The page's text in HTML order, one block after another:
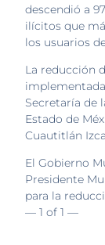
descendió a
ilícitos que
los usuarios
La reducción
Secretaría de
Estado de
Cuautitlán
El Gobierno
Presidente
para la
— 1 of 1 —